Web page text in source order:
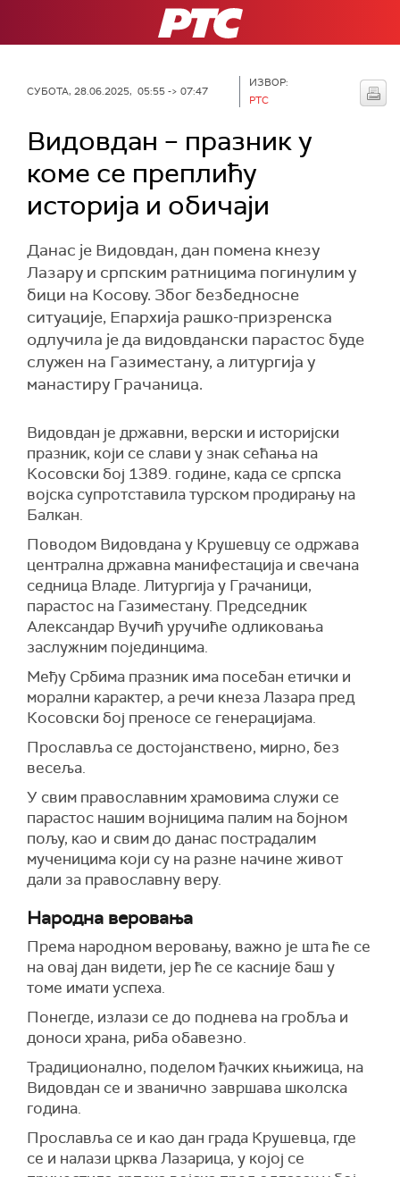
РТС
СУБОТА, 28.06.2025, 05:55 -> 07:47
ИЗВОР:
РТС
Видовдан – празник у
коме се преплићу
историја и обичаји
Данас је Видовдан, дан помена кнезу
Лазару и српским ратницима погинулим у
бици на Косову. Због безбедносне
ситуације, Епархија рашко-призренска
одлучила је да видовдански парастос буде
служен на Газиместану, а литургија у
манастиру Грачаница.
Видовдан је државни, верски и историјски
празник, који се слави у знак сећања на
Косовски бој 1389. године, када се српска
војска супротставила турском продирању на
Балкан.
Поводом Видовдана у Крушевцу се одржава
централна државна манифестација и свечана
седница Владе. Литургија у Грачаници,
парастос на Газиместану. Председник
Александар Вучић уручиће одликовања
заслужним појединцима.
Међу Србима празник има посебан етички и
морални карактер, а речи кнеза Лазара пред
Косовски бој преносе се генерацијама.
Прославља се достојанствено, мирно, без
весеља.
У свим православним храмовима служи се
парастос нашим војницима палим на бојном
пољу, као и свим до данас пострадалим
мученицима који су на разне начине живот
дали за православну веру.
Народна веровања
Према народном веровању, важно је шта ће се
на овај дан видети, јер ће се касније баш у
томе имати успеха.
Понегде, излази се до поднева на гробља и
доноси храна, риба обавезно.
Традиционално, поделом ђачких књижица, на
Видовдан се и званично завршава школска
година.
Прославља се и као дан града Крушевца, где
се и налази црква Лазарица, у којој се